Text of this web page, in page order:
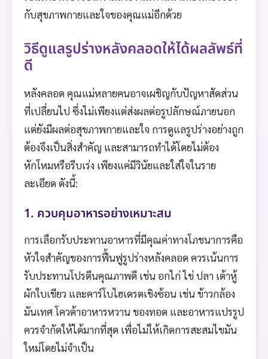
กับสุขภาพกายและใจของคุณแม่อีกด้วย
วิธีดูแลรูปร่างหลังคลอดให้ได้ผลลัพธ์ที่
ดี
หลังคลอด คุณแม่หลายคนอาจเผชิญกับปัญหาสัดส่วน
ที่เปลี่ยนไป ซึ่งไม่เพียงแต่ส่งผลต่อรูปลักษณ์ภายนอก
แต่ยังมีผลต่อสุขภาพกายและใจ การดูแลรูปร่างอย่างถูก
ต้องจึงเป็นสิ่งสำคัญ และสามารถทำได้โดยไม่ต้อง
หักโหมหรือรีบเร่ง เพียงแค่มีวินัยและใส่ใจในราย
ละเอียด ดังนี้:
1. ควบคุมอาหารอย่างเหมาะสม
การเลือกรับประทานอาหารที่มีคุณค่าทางโภชนาการคือ
หัวใจสำคัญของการฟื้นฟูรูปร่างหลังคลอด ควรเน้นการ
รับประทานโปรตีนคุณภาพดี เช่น อกไก่ ไข่ ปลา เต้าหู้
ผักใบเขียว และคาร์โบไฮเดรตเชิงซ้อน เช่น ข้าวกล้อง
มันเทศ โควต้าอาหารหวาน ของทอด และอาหารแปรรูป
ควรจำกัดให้ได้มากที่สุด เพื่อไม่ให้เกิดการสะสมไขมัน
ใหม่โดยไม่จำเป็น